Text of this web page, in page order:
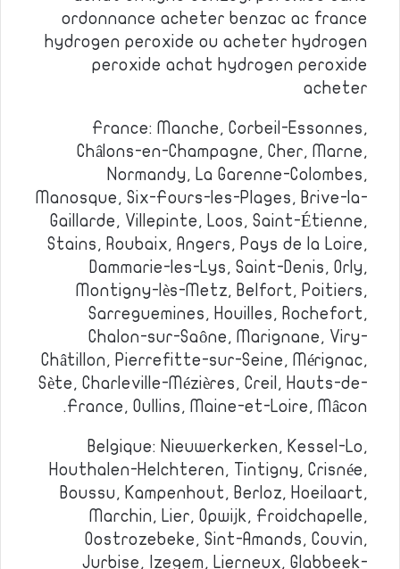
ordonnance acheter benzac ac france
hydrogen peroxide ou acheter hydrogen
peroxide achat hydrogen peroxide
acheter
France: Manche, Corbeil-Essonnes,
Châlons-en-Champagne, Cher, Marne,
Normandy, La Garenne-Colombes,
Manosque, Six-Fours-les-Plages, Brive-la-
Gaillarde, Villepinte, Loos, Saint-Étienne,
Stains, Roubaix, Angers, Pays de la Loire,
Dammarie-les-Lys, Saint-Denis, Orly,
Montigny-lès-Metz, Belfort, Poitiers,
Sarreguemines, Houilles, Rochefort,
Chalon-sur-Saône, Marignane, Viry-
Châtillon, Pierrefitte-sur-Seine, Mérignac,
Sète, Charleville-Mézières, Creil, Hauts-de-
France, Oullins, Maine-et-Loire, Mâcon.
Belgique: Nieuwerkerken, Kessel-Lo,
Houthalen-Helchteren, Tintigny, Crisnée,
Boussu, Kampenhout, Berloz, Hoeilaart,
Marchin, Lier, Opwijk, Froidchapelle,
Oostrozebeke, Sint-Amands, Couvin,
Jurbise, Izegem, Lierneux, Glabbeek-